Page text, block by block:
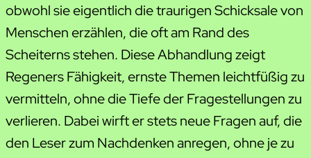
obwohl sie eigentlich die traurigen Schicksale von
Menschen erzählen, die oft am Rand des
Scheiterns stehen. Diese Abhandlung zeigt
Regeners Fähigkeit, ernste Themen leichtfüßig zu
vermitteln, ohne die Tiefe der Fragestellungen zu
verlieren. Dabei wirft er stets neue Fragen auf, die
den Leser zum Nachdenken anregen, ohne je zu